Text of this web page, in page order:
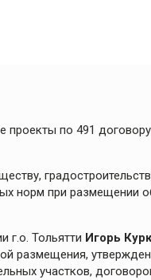
проекты по 491
норм при размещении
г.о. Тольятти Игорь
размещения,
участков,